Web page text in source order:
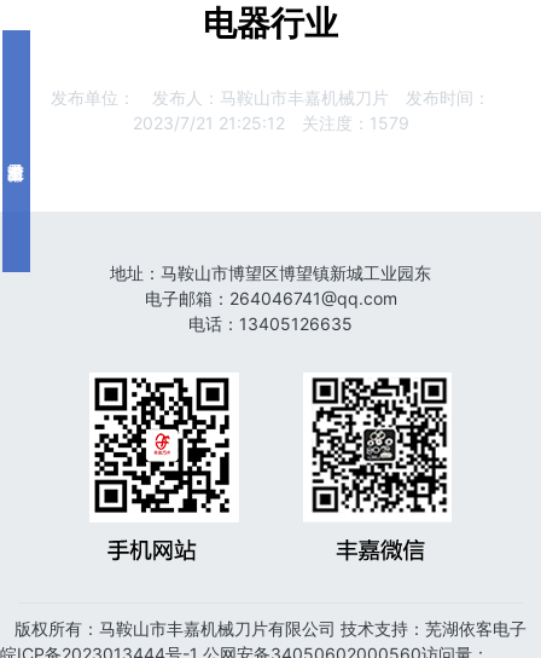
电器行业
发布单位： 发布人： 马鞍山市丰嘉机械刀片
发布时间：
2023/7/21 21:25:12
关注度： 1579
地址： 马鞍山市博望区博望镇新城工业园东
电子邮箱： 264046741@qq.com
电话 ： 13405126635
版权所有： 马鞍山市丰嘉机械刀片有限公司 技术支持：芜湖依客电子
皖ICP备2023013444号-1 公网安备34050602000560访问量：